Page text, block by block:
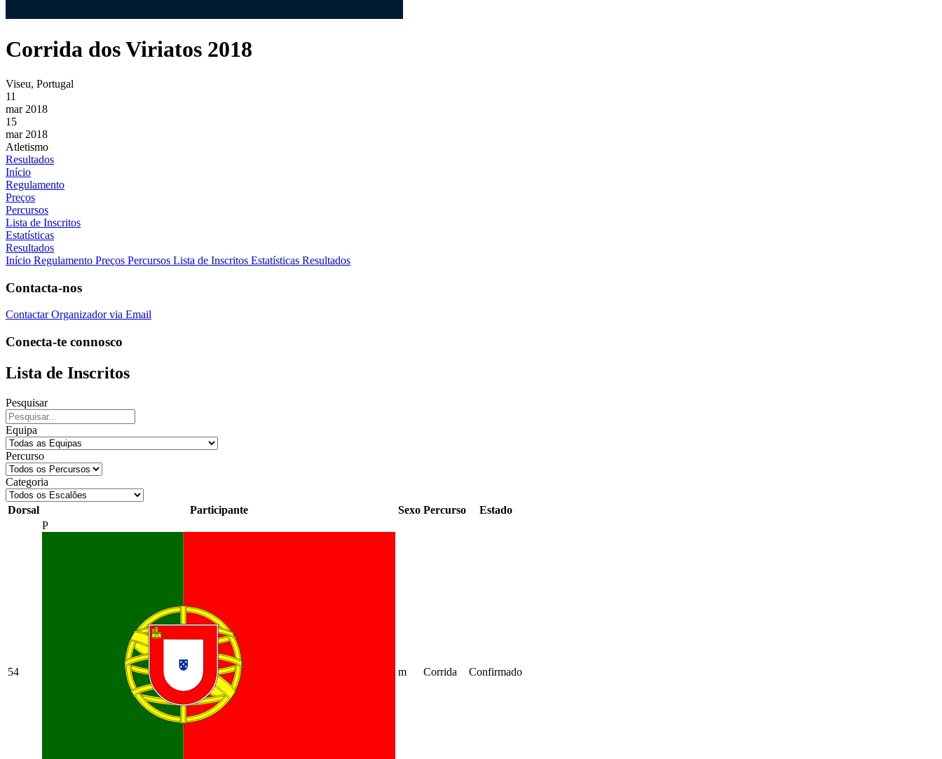
Corrida dos Viriatos 2018
Viseu, Portugal
11
mar 2018
15
mar 2018
Atletismo
Resultados
Início
Regulamento
Preços
Percursos
Lista de Inscritos
Estatísticas
Resultados
Início Regulamento Preços Percursos Lista de Inscritos Estatísticas Resultados
Contacta-nos
Contactar Organizador via Email
Conecta-te connosco
Lista de Inscritos
Pesquisar
Equipa
Percurso
Categoria
Dorsal Participante Sexo Percurso Estado
54
P
m Corrida Confirmado